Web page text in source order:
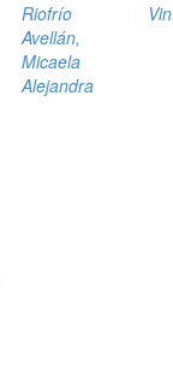
Riofrío
Avellán,
Micaela
Alejandra